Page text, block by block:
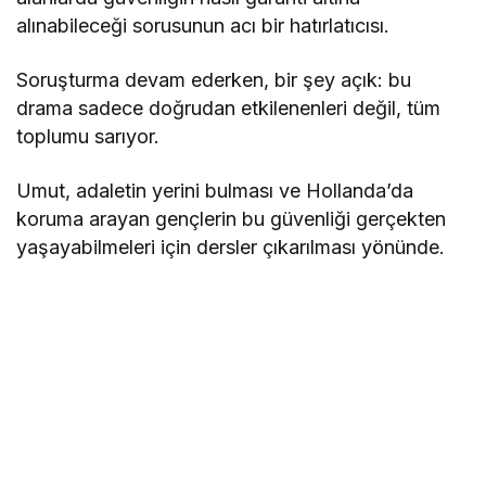
alınabileceği sorusunun acı bir hatırlatıcısı.
Soruşturma devam ederken, bir şey açık: bu
drama sadece doğrudan etkilenenleri değil, tüm
toplumu sarıyor.
Umut, adaletin yerini bulması ve Hollanda’da
koruma arayan gençlerin bu güvenliği gerçekten
yaşayabilmeleri için dersler çıkarılması yönünde.